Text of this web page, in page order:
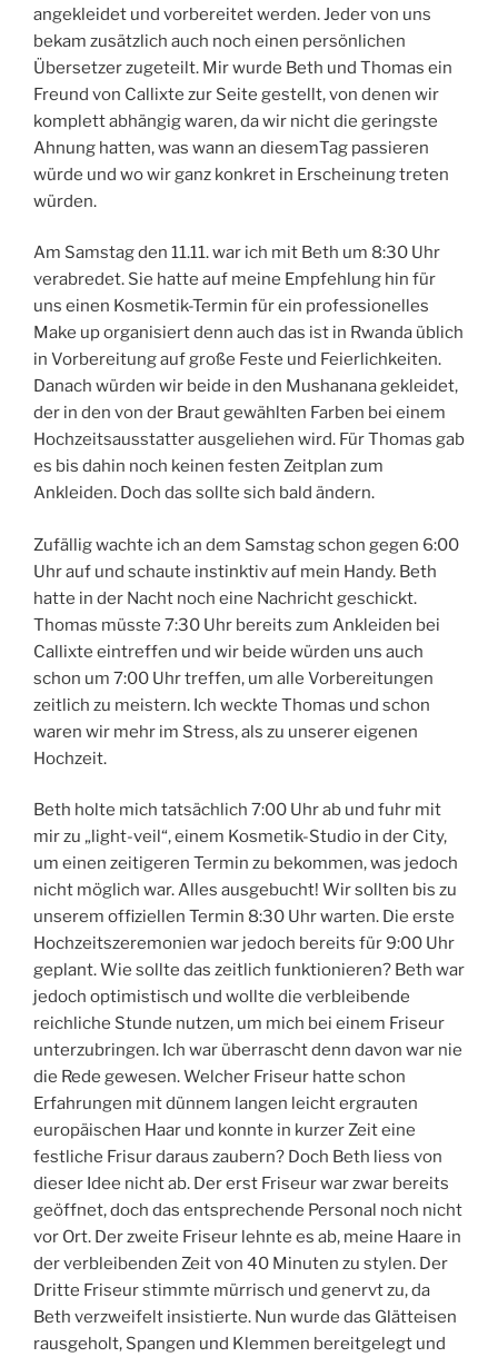
angekleidet und vorbereitet werden. Jeder von uns
bekam zusätzlich auch noch einen persönlichen
Übersetzer zugeteilt. Mir wurde Beth und Thomas ein
Freund von Callixte zur Seite gestellt, von denen wir
komplett abhängig waren, da wir nicht die geringste
Ahnung hatten, was wann an diesemTag passieren
würde und wo wir ganz konkret in Erscheinung treten
würden.
Am Samstag den 11.11. war ich mit Beth um 8:30 Uhr
verabredet. Sie hatte auf meine Empfehlung hin für
uns einen Kosmetik-Termin für ein professionelles
Make up organisiert denn auch das ist in Rwanda üblich
in Vorbereitung auf große Feste und Feierlichkeiten.
Danach würden wir beide in den Mushanana gekleidet,
der in den von der Braut gewählten Farben bei einem
Hochzeitsausstatter ausgeliehen wird. Für Thomas gab
es bis dahin noch keinen festen Zeitplan zum
Ankleiden. Doch das sollte sich bald ändern.
Zufällig wachte ich an dem Samstag schon gegen 6:00
Uhr auf und schaute instinktiv auf mein Handy. Beth
hatte in der Nacht noch eine Nachricht geschickt.
Thomas müsste 7:30 Uhr bereits zum Ankleiden bei
Callixte eintreffen und wir beide würden uns auch
schon um 7:00 Uhr treffen, um alle Vorbereitungen
zeitlich zu meistern. Ich weckte Thomas und schon
waren wir mehr im Stress, als zu unserer eigenen
Hochzeit.
Beth holte mich tatsächlich 7:00 Uhr ab und fuhr mit
mir zu „light-veil“, einem Kosmetik-Studio in der City,
um einen zeitigeren Termin zu bekommen, was jedoch
nicht möglich war. Alles ausgebucht! Wir sollten bis zu
unserem offiziellen Termin 8:30 Uhr warten. Die erste
Hochzeitszeremonien war jedoch bereits für 9:00 Uhr
geplant. Wie sollte das zeitlich funktionieren? Beth war
jedoch optimistisch und wollte die verbleibende
reichliche Stunde nutzen, um mich bei einem Friseur
unterzubringen. Ich war überrascht denn davon war nie
die Rede gewesen. Welcher Friseur hatte schon
Erfahrungen mit dünnem langen leicht ergrauten
europäischen Haar und konnte in kurzer Zeit eine
festliche Frisur daraus zaubern? Doch Beth liess von
dieser Idee nicht ab. Der erst Friseur war zwar bereits
geöffnet, doch das entsprechende Personal noch nicht
vor Ort. Der zweite Friseur lehnte es ab, meine Haare in
der verbleibenden Zeit von 40 Minuten zu stylen. Der
Dritte Friseur stimmte mürrisch und genervt zu, da
Beth verzweifelt insistierte. Nun wurde das Glätteisen
rausgeholt, Spangen und Klemmen bereitgelegt und